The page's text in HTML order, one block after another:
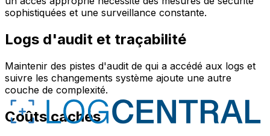
sophistiquées et une surveillance constante.
Logs d'audit et traçabilité
Maintenir des pistes d'audit de qui a accédé aux logs et
suivre les changements système ajoute une autre
couche de complexité.
Coûts cachés